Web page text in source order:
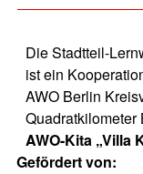
Die Stadtteil-
ist ein
AWO Berlin
AWO-Kita „Villa
Gefördert von: